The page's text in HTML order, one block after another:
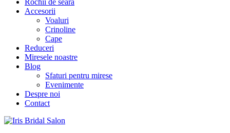
Rochii de seara
Accesorii
Voaluri
Crinoline
Cape
Reduceri
Miresele noastre
Blog
Sfaturi pentru mirese
Evenimente
Despre noi
Contact